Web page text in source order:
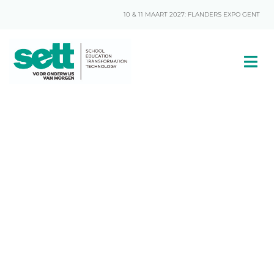
10 & 11 MAART 2027: FLANDERS EXPO GENT